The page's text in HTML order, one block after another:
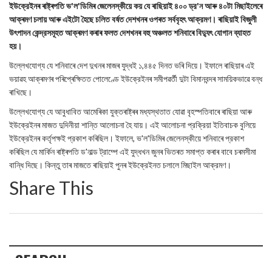
ইউক্রেইনৰ ৰাষ্ট্ৰপতি ভ'ল'ডিমিৰ জেলেনস্কীয়ে কয় যে ৰাছিয়াই ৪০০ ড্র'ন আৰু ৪০টা মিছাইলেৰে
আক্ৰমণ চলায় আৰু এইটো হৈছে চলিত বৰ্ষত দেশখনৰ ওপৰত সৰ্ববৃহৎ আক্রমণ। ৰাছিয়াই বিজুলী
উৎপাদন কেন্দ্রসমূহত আক্ৰমণ কৰাৰ ফলত দেশখনৰ বহু অঞ্চলত শনিবাৰে বিদ্যুৎ যোগান ব্যাহত
হয়।
উল্লেখযোগ্য যে শনিবাৰে দেশ দুখনৰ মাজৰ যুদ্ধই ১,৪৪৫ দিনত ভৰি দিয়ে। ইফালে ৰাছিয়াৰ এই
ভয়াৱহ আক্ৰমণৰ পৰিপ্ৰেক্ষিতত পোলেণ্ডে ইউক্রেইনৰ সমীপৱৰ্তী দুটা বিমানবন্দৰ সাময়িকভাৱে বন্ধ
ৰাখিছে।
উল্লেখযোগ্য যে আবুধাবিত আমেৰিকা যুক্তৰাষ্ট্ৰৰ মধ্যস্থতাত যোৱা বৃহস্পতিবাৰে ৰাছিয়া আৰু
ইউক্রেইনৰ মাজত দুদিনীয়া শান্তি আলোচনা হৈ যায়। এই আলোচনা প্রক্রিয়া ইতিবাচক বুলিয়ে
ইউক্রেইনৰ কৰ্তৃপক্ষই প্রকাশ কৰিছিল। ইফালে, ভ'ল'ডিমিৰ জেলেনস্কীয়ে শনিবাৰে প্রকাশ
কৰিছিল যে মার্কিন ৰাষ্ট্ৰপতি ড'নাল্ড ট্রাম্পে এই যুদ্ধখন জুনৰ ভিতৰত সমাপ্ত কৰাৰ বাবে চৰমসীমা
বান্ধি দিছে। কিন্তু তাৰ মাজতে ৰাছিয়াই পুনৰ ইউক্রেইনত চলালে মিছাইল আক্রমণ।
Share This